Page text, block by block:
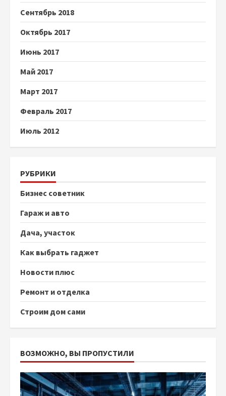
Сентябрь 2018
Октябрь 2017
Июнь 2017
Май 2017
Март 2017
Февраль 2017
Июль 2012
РУБРИКИ
Бизнес советник
Гараж и авто
Дача, участок
Как выбрать гаджет
Новости плюс
Ремонт и отделка
Строим дом сами
ВОЗМОЖНО, ВЫ ПРОПУСТИЛИ